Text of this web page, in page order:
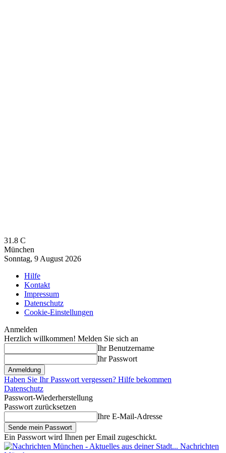
31.8 C
München
Sonntag, 9 August 2026
Hilfe
Kontakt
Impressum
Datenschutz
Cookie-Einstellungen
Anmelden
Herzlich willkommen! Melden Sie sich an
Ihr Benutzername
Ihr Passwort
Haben Sie Ihr Passwort vergessen? Hilfe bekommen
Datenschutz
Passwort-Wiederherstellung
Passwort zurücksetzen
Ihre E-Mail-Adresse
Ein Passwort wird Ihnen per Email zugeschickt.
Nachrichten